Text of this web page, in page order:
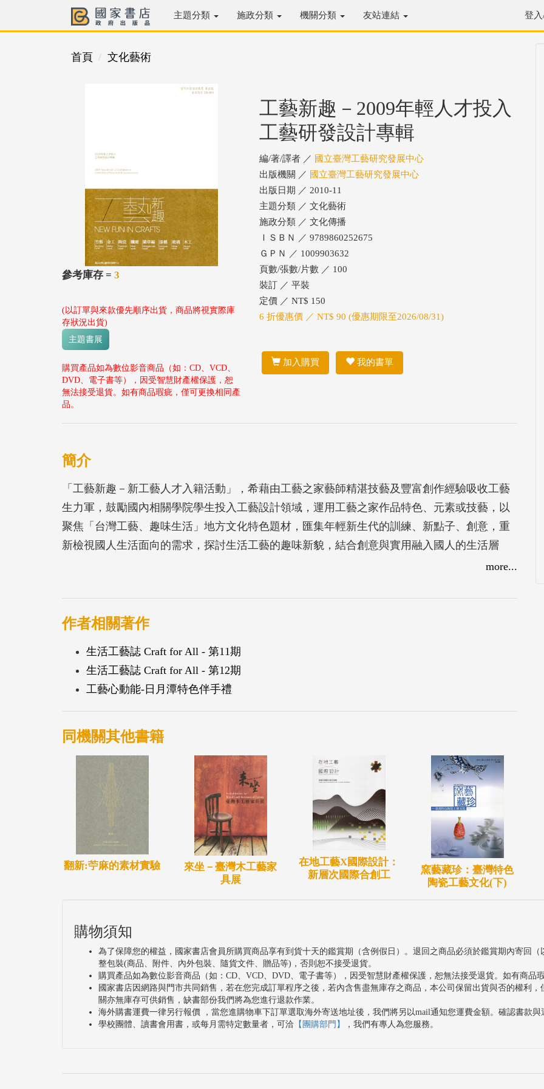
主題分類 施政分類 機關分類 友站連結 登
首頁 文化藝術
參考庫存 = 3
(以訂單與來款優先順序出貨，商品將視實際庫
存狀況出貨)
主題書展
購買產品如為數位影音商品（如：CD、VCD、
DVD、電子書等），因受智慧財產權保護，恕
無法接受退貨。如有商品瑕疵，僅可更換相同產
品。
工藝新趣－2009年輕人才投入
工藝研發設計專輯
編/著/譯者 ／ 國立臺灣工藝研究發展中心
出版機關 ／ 國立臺灣工藝研究發展中心
出版日期 ／ 2010-11
主題分類 ／ 文化藝術
施政分類 ／ 文化傳播
ＩＳＢＮ ／ 9789860252675
ＧＰＮ ／ 1009903632
頁數/張數/片數 ／ 100
裝訂 ／ 平裝
定價 ／ NT$ 150
6 折優惠價 ／ NT$ 90 (優惠期限至2026/08/31)
加入購買 我的書單
簡介
「工藝新趣－新工藝人才入籍活動」，希藉由工藝之家藝師精湛技藝及豐富創作經驗吸收工藝
生力軍，鼓勵國內相關學院學生投入工藝設計領域，運用工藝之家作品特色、元素或技藝，以
聚焦「台灣工藝、趣味生活」地方文化特色題材，匯集年輕新生代的訓練、新點子、創意，重
新檢視國人生活面向的需求，探討生活工藝的趣味新貌，結合創意與實用融入國人的生活層
面，進而實踐「生活工藝化，工藝生活化」。本計畫實質設計產出56組作品，經擇要出版本成
more...
作者相關著作
生活工藝誌 Craft for All - 第11期
生活工藝誌 Craft for All - 第12期
工藝心動能-日月潭特色伴手禮
同機關其他書籍
翻新:苧麻的素材實驗
來坐－臺灣木工藝家
具展
在地工藝X國際設計：
新層次國際合創工
窯藝藏珍：臺灣特色
陶瓷工藝文化(下)
購物須知
為了保障您的權益，國家書店會員所購買商品享有到貨十天的鑑賞期（含例假日）。退回之商品必須於鑑賞期內寄回
整包裝(商品、附件、內外包裝、隨貨文件、贈品等)，否則恕不接受退貨。
購買產品如為數位影音商品（如：CD、VCD、DVD、電子書等），因受智慧財產權保護，恕無法接受退貨。如有商品
國家書店因網路與門市共同銷售，若在您完成訂單程序之後，若內含售盡無庫存之商品，本公司保留出貨與否的權利
關亦無庫存可供銷售，缺書部份我們將為您進行退款作業。
海外購書運費一律另行報價 ，當您進購物車下訂單選取海外寄送地址後，我們將另以mail通知您運費金額。確認書款
學校團體、讀書會用書，或每月需特定數量者，可洽 【團購部門】 ，我們有專人為您服務。